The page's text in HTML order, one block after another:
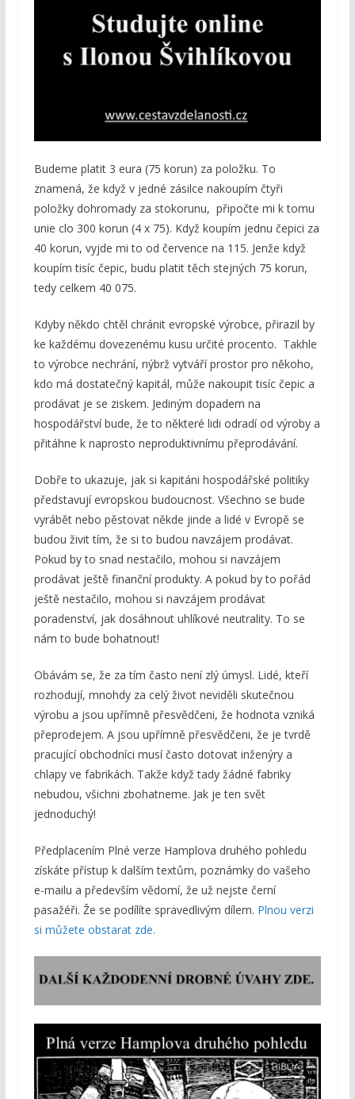
Budeme platit 3 eura (75 korun) za položku. To
znamená, že když v jedné zásilce nakoupím čtyři
položky dohromady za stokorunu, připočte mi k tomu
unie clo 300 korun (4 x 75). Když koupím jednu čepici za
40 korun, vyjde mi to od července na 115. Jenže když
koupím tisíc čepic, budu platit těch stejných 75 korun,
tedy celkem 40 075.
Kdyby někdo chtěl chránit evropské výrobce, přirazil by
ke každému dovezenému kusu určité procento. Takhle
to výrobce nechrání, nýbrž vytváří prostor pro někoho,
kdo má dostatečný kapitál, může nakoupit tisíc čepic a
prodávat je se ziskem. Jediným dopadem na
hospodářství bude, že to některé lidi odradí od výroby a
přitáhne k naprosto neproduktivnímu přeprodávání.
Dobře to ukazuje, jak si kapitáni hospodářské politiky
představují evropskou budoucnost. Všechno se bude
vyrábět nebo pěstovat někde jinde a lidé v Evropě se
budou živit tím, že si to budou navzájem prodávat.
Pokud by to snad nestačilo, mohou si navzájem
prodávat ještě finanční produkty. A pokud by to pořád
ještě nestačilo, mohou si navzájem prodávat
poradenství, jak dosáhnout uhlíkové neutrality. To se
nám to bude bohatnout!
Obávám se, že za tím často není zlý úmysl. Lidé, kteří
rozhodují, mnohdy za celý život neviděli skutečnou
výrobu a jsou upřímně přesvědčeni, že hodnota vzniká
přeprodejem. A jsou upřímně přesvědčeni, že je tvrdě
pracující obchodníci musí často dotovat inženýry a
chlapy ve fabrikách. Takže když tady žádné fabriky
nebudou, všichni zbohatneme. Jak je ten svět
jednoduchý!
Předplacením Plné verze Hamplova druhého pohledu
získáte přístup k dalším textům, poznámky do vašeho
e-mailu a především vědomí, že už nejste černí
pasažéři. Že se podílíte spravedlivým dílem. Plnou verzi
si můžete obstarat zde.